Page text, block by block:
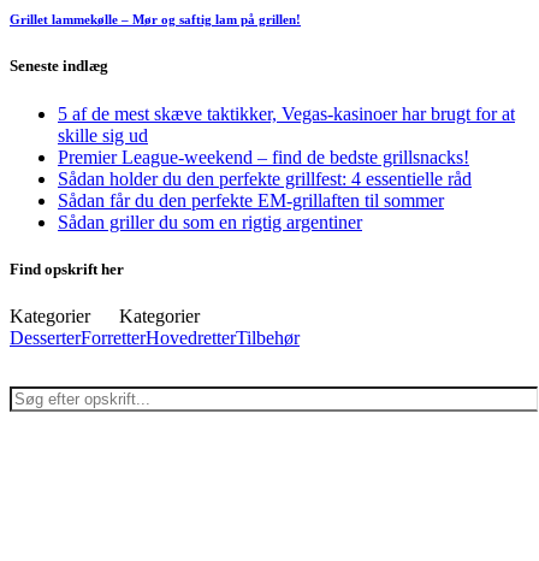
Grillet lammekølle – Mør og saftig lam på grillen!
Seneste indlæg
5 af de mest skæve taktikker, Vegas-kasinoer har brugt for at
skille sig ud
Premier League-weekend – find de bedste grillsnacks!
Sådan holder du den perfekte grillfest: 4 essentielle råd
Sådan får du den perfekte EM-grillaften til sommer
Sådan griller du som en rigtig argentiner
Find opskrift her
Kategorier
Kategorier
DesserterForretterHovedretterTilbehør